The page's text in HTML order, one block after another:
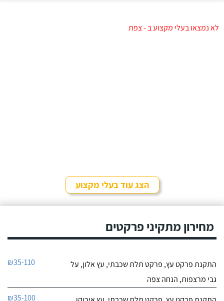
לא נמצאו בעלי מקצוע ב - צפת
הצג עוד בעלי מקצוע
מחירון מתקיני פרקטים
התקנת פרקט עץ, פרקט תלת שכבתי, עץ אלון, על
גבי מרצפות, הנחה צפה
₪35-110
₪35-100